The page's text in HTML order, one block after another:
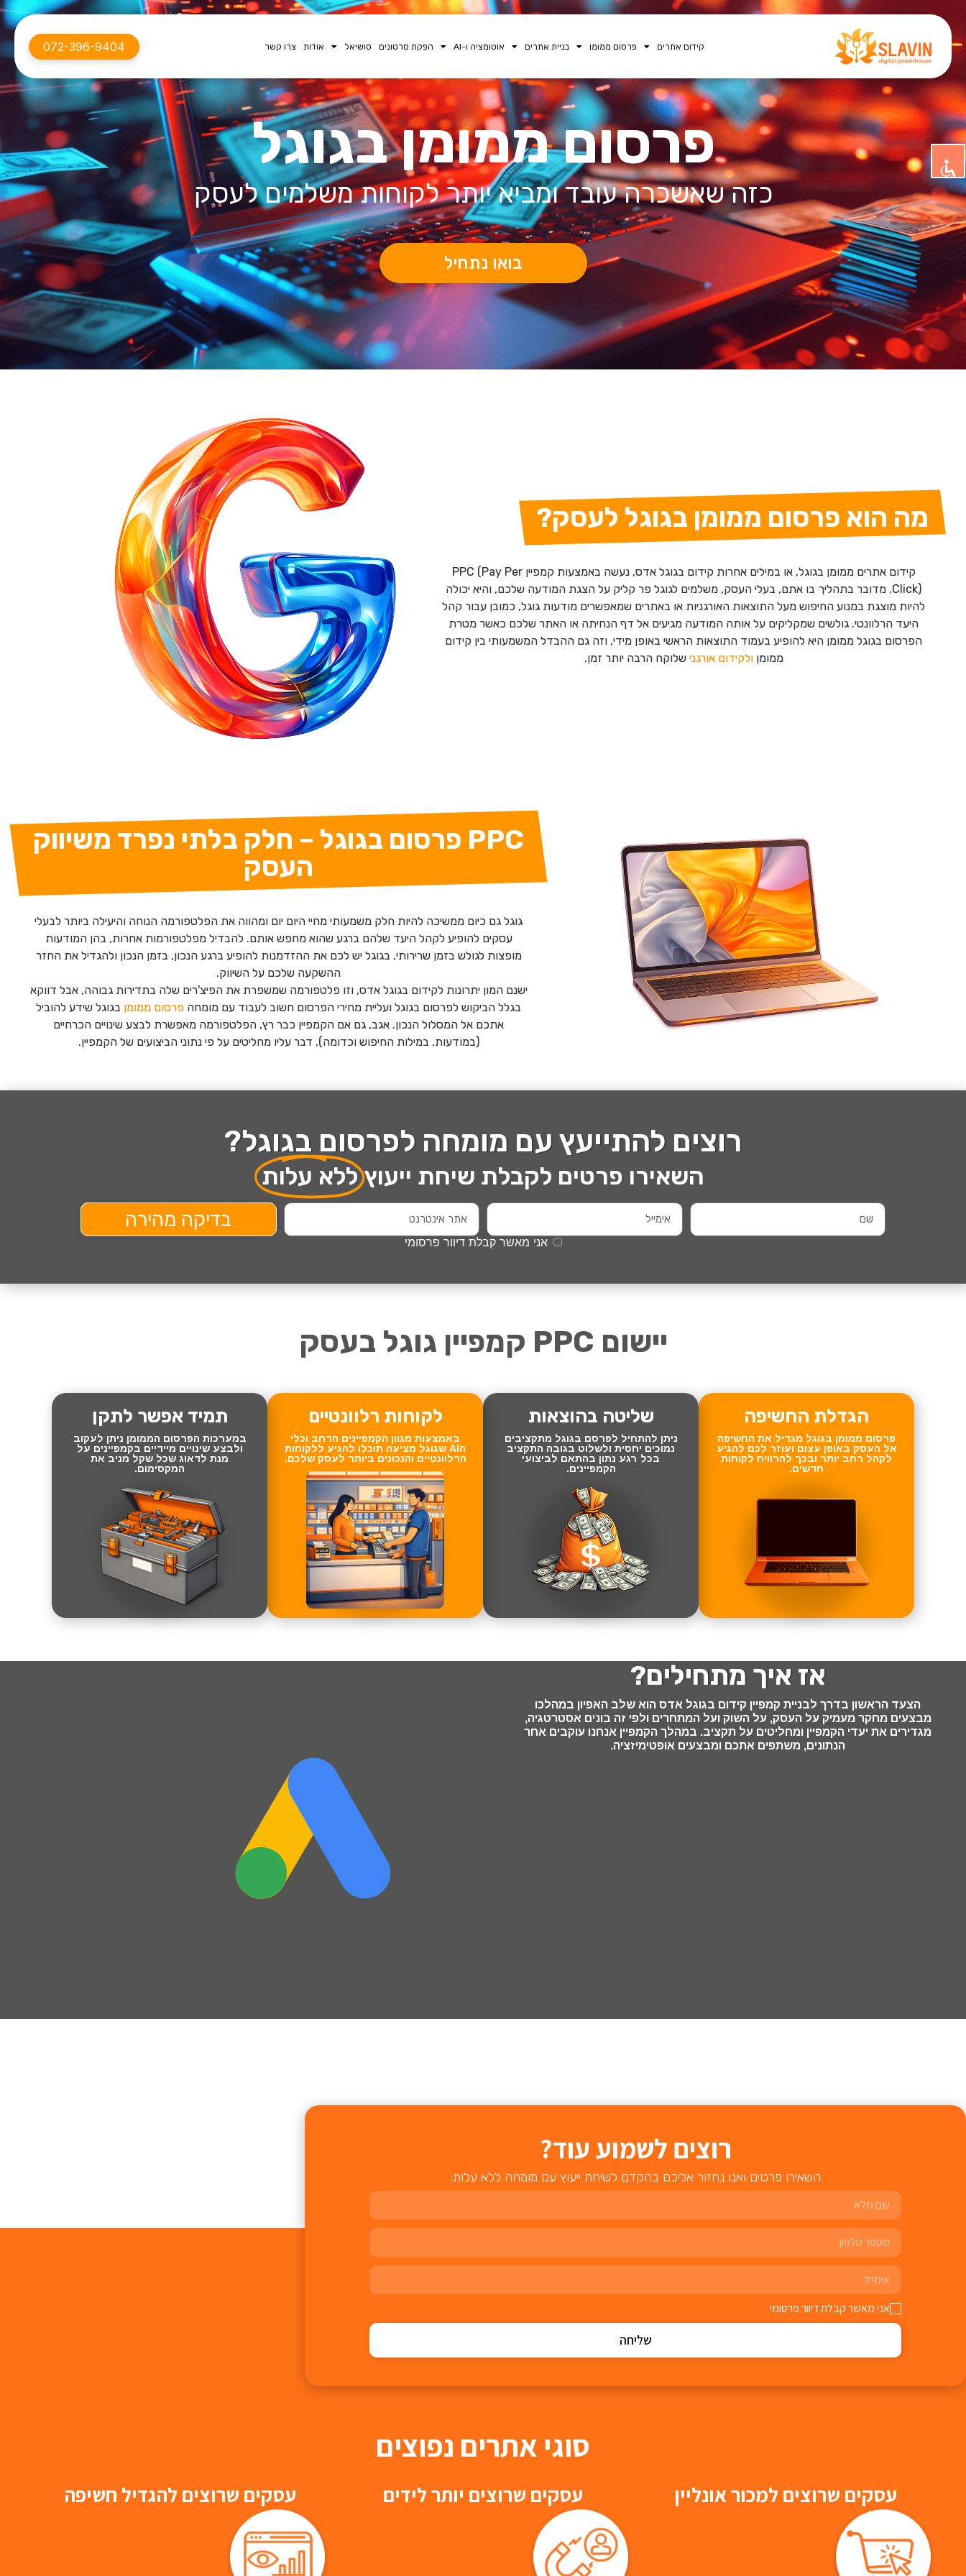
קידום אתרים פרסום ממומן בניית אתרים אוטומציה ו-AI הפקת סרטונים סושיאל אודות צרו קשר 072-396-9404
פרסום ממומן בגוגל
כזה שאשכרה עובד ומביא יותר לקוחות משלמים לעסק
בואו נתחיל
מה הוא פרסום ממומן בגוגל לעסק?
קידום אתרים ממומן בגוגל, או במילים אחרות קידום בגוגל אדס, נעשה באמצעות קמפיין PPC (Pay Per
Click). מדובר בתהליך בו אתם, בעלי העסק, משלמים לגוגל פר קליק על הצגת המודעה שלכם, והיא יכולה
להיות מוצגת במנוע החיפוש מעל התוצאות האורגניות או באתרים שמאפשרים מודעות גוגל, כמובן עבור קהל
היעד הרלוונטי. גולשים שמקליקים על אותה המודעה מגיעים אל דף הנחיתה או האתר שלכם כאשר מטרת
הפרסום בגוגל ממומן היא להופיע בעמוד התוצאות הראשי באופן מידי, וזה גם ההבדל המשמעותי בין קידום
ממומןולקידום אורגני שלוקח הרבה יותר זמן.
PPC פרסום בגוגל – חלק בלתי נפרד משיווק
העסק
גוגל גם כיום ממשיכה להיות חלק משמעותי מחיי היום יום ומהווה את הפלטפורמה הנוחה והיעילה ביותר לבעלי
עסקים להופיע לקהל היעד שלהם ברגע שהוא מחפש אותם. להבדיל מפלטפורמות אחרות, בהן המודעות
מופצות לגולש בזמן שרירותי, בגוגל יש לכם את ההזדמנות להופיע ברגע הנכון, בזמן הנכון ולהגדיל את החזר
ההשקעה שלכם על השיווק.
ישנם המון יתרונות לקידום בגוגל אדס, וזו פלטפורמה שמשפרת את הפיצ'רים שלה בתדירות גבוהה, אבל דווקא
בגלל הביקוש לפרסום בגוגל ועליית מחירי הפרסום חשוב לעבוד עם מומחה פרסום ממומן בגוגל שידע להוביל
אתכם אל המסלול הנכון. אגב, גם אם הקמפיין כבר רץ, הפלטפורמה מאפשרת לבצע שינויים הכרחיים
(במודעות, במילות החיפוש וכדומה), דבר עליו מחליטים על פי נתוני הביצועים של הקמפיין.
רוצים להתייעץ עם מומחה לפרסום בגוגל?
השאירו פרטים לקבלת שיחת ייעוץללא עלות
בדיקה מהירה
אני מאשר קבלת דיוור פרסומי
יישום PPC קמפיין גוגל בעסק
הגדלת החשיפה
פרסום ממומן בגוגל מגדיל את החשיפה
אל העסק באופן עצום ועוזר לכם להגיע
לקהל רחב יותר ובכך להרוויח לקוחות
חדשים.
שליטה בהוצאות
ניתן להתחיל לפרסם בגוגל מתקציבים
נמוכים יחסית ולשלוט בגובה התקציב
בכל רגע נתון בהתאם לביצועי
הקמפיינים.
לקוחות רלוונטיים
באמצעות מגוון הקמפיינים הרחב וכלי
הAI שגוגל מציעה תוכלו להגיע ללקוחות
הרלוונטיים והנכונים ביותר לעסק שלכם.
תמיד אפשר לתקן
במערכות הפרסום הממומן ניתן לעקוב
ולבצע שינויים מיידיים בקמפיינים על
מנת לדאוג שכל שקל מניב את
המקסימום.
אז איך מתחילים?
הצעד הראשון בדרך לבניית קמפיין קידום בגוגל אדס הוא שלב האפיון במהלכו
מבצעים מחקר מעמיק על העסק, על השוק ועל המתחרים ולפי זה בונים אסטרטגיה,
מגדירים את יעדי הקמפיין ומחליטים על תקציב. במהלך הקמפיין אנחנו עוקבים אחר
הנתונים, משתפים אתכם ומבצעים אופטימיזציה.
רוצים לשמוע עוד?
השאירו פרטים ואנו נחזור אליכם בהקדם לשיחת ייעוץ עם מומחה ללא עלות:
אני מאשר קבלת דיוור פרסומי
שליחה
סוגי אתרים נפוצים
עסקים שרוצים למכור אונליין עסקים שרוצים יותר לידים עסקים שרוצים להגדיל חשיפה